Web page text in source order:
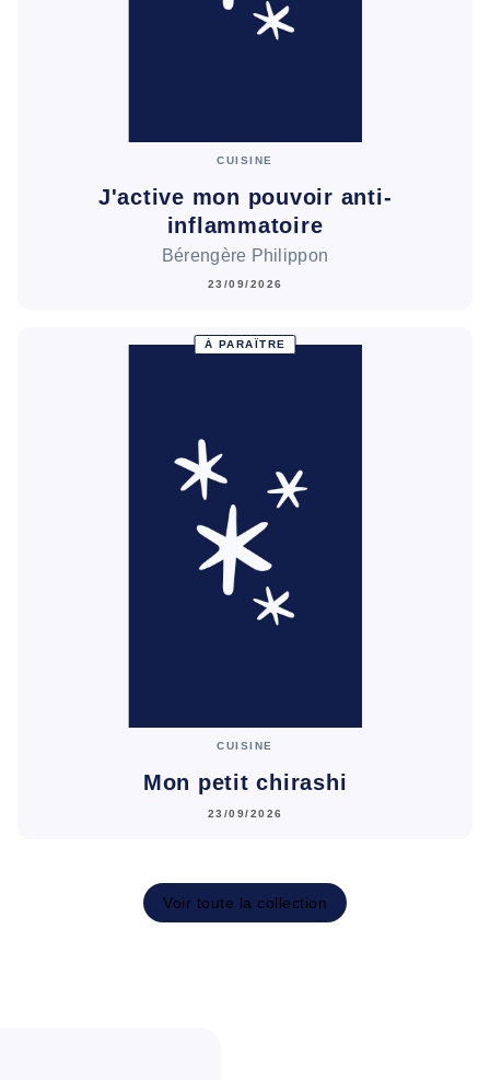
CUISINE
J'active mon pouvoir anti-
inflammatoire
Bérengère Philippon
23/09/2026
À PARAÎTRE
CUISINE
Mon petit chirashi
23/09/2026
Voir toute la collection